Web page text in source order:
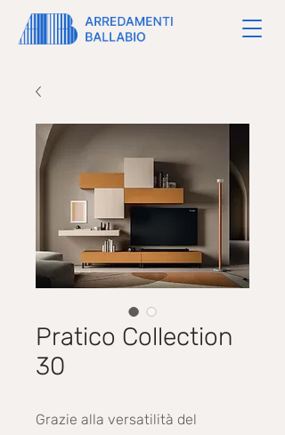
Pratico Collection
30
Grazie alla versatilità del